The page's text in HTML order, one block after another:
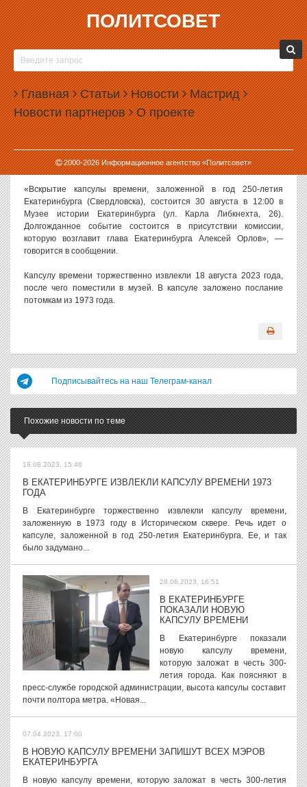
ПОЛИТСОВЕТ
Главная Статьи Новости Мастрид
Новости партнеров О проекте
2000-2026Информационное агентство «Политсовет»
25.08.2023, 11:41
ВЛАСТИ ЕКАТЕРИНБУРГА ОБЪЯВИЛИ ДАТУ
ВСКРЫТИЯ КАПСУЛЫ ВРЕМЕНИ
Капсулу времени 1973 года, которую извлекли перед 300-летием
Екатеринбурга, вскроют уже на следующей неделе.
Как сообщили в пресс-службе городской администрации, на
вскрытии капсулы будет присутствовать мэр города Алексей
Орлов.
«Вскрытие капсулы времени, заложенной в год 250-летия
Екатеринбурга (Свердловска), состоится 30 августа в 12:00 в
Музее истории Екатеринбурга (ул. Карла Либкнехта, 26).
Долгожданное событие состоится в присутствии комиссии,
которую возглавит глава Екатеринбурга Алексей Орлов», —
говорится в сообщении.
Капсулу времени торжественно извлекли 18 августа 2023 года,
после чего поместили в музей. В капсуле заложено послание
потомкам из 1973 года.
Подписывайтесь на наш Телеграм-канал
Похожие новости по теме
18.08.2023, 15:46
В ЕКАТЕРИНБУРГЕ ИЗВЛЕКЛИ КАПСУЛУ ВРЕМЕНИ 1973
ГОДА
В Екатеринбурге торжественно извлекли капсулу времени,
заложенную в 1973 году в Историческом сквере. Речь идет о
капсуле, заложенной в год 250-летия Екатеринбурга. Ее, и так
было задумано...
28.06.2023, 16:51
В ЕКАТЕРИНБУРГЕ
ПОКАЗАЛИ НОВУЮ
КАПСУЛУ ВРЕМЕНИ
В Екатеринбурге показали
новую капсулу времени,
которую заложат в честь 300-
летия города. Как поясняют в
пресс-службе городской администрации, высота капсулы составит
почти полтора метра. «Новая...
07.04.2023, 17:00
В НОВУЮ КАПСУЛУ ВРЕМЕНИ ЗАПИШУТ ВСЕХ МЭРОВ
ЕКАТЕРИНБУРГА
В новую капсулу времени, которую заложат в честь 300-летия